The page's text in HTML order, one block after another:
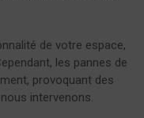
de votre espace,
les pannes de
provoquant des
intervenons.